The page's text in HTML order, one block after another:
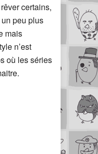
certains,
un peu plus
mais
n’est
où les séries